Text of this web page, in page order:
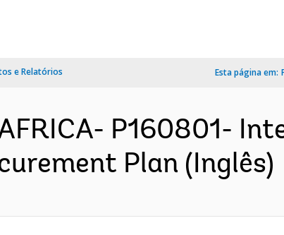
e Relatórios Esta página em:
P160801-
Plan (Inglês)